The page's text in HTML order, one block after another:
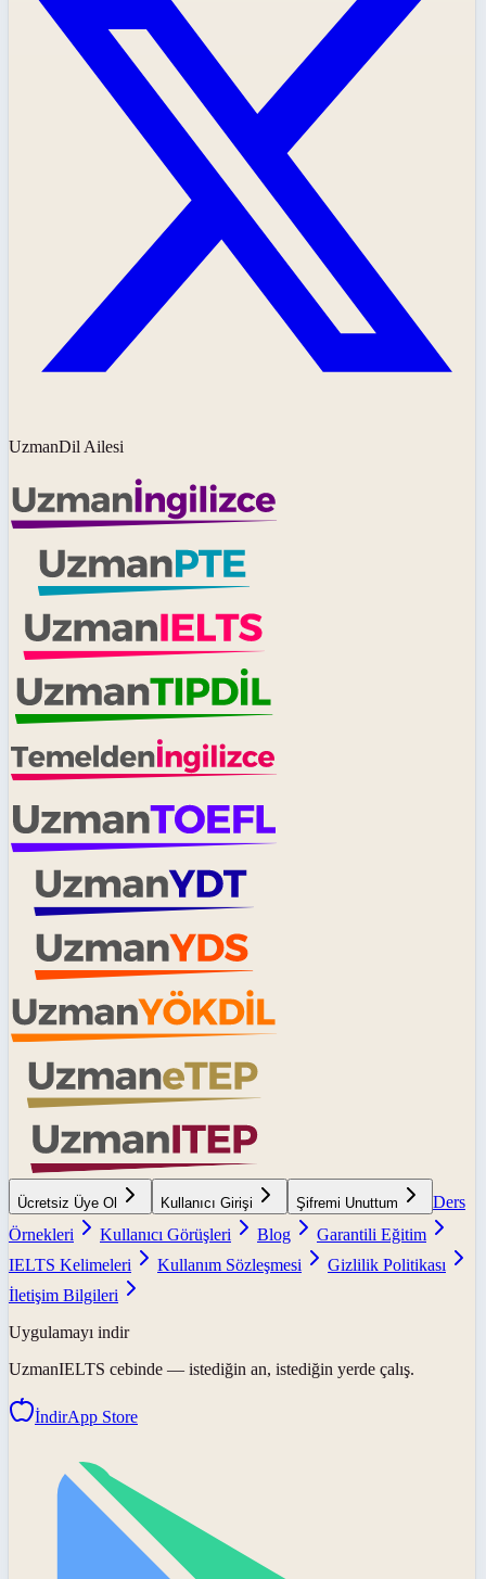
UzmanDil Ailesi
Ücretsiz Üye Ol Kullanıcı Girişi Şifremi Unuttum
Ders
Örnekleri
Kullanıcı Görüşleri Blog
Garantili Eğitim
IELTS Kelimeleri
Kullanım Sözleşmesi
Gizlilik Politikası
İletişim Bilgileri
Uygulamayı indir
UzmanIELTS cebinde — istediğin an, istediğin yerde çalış.
İndirApp Store